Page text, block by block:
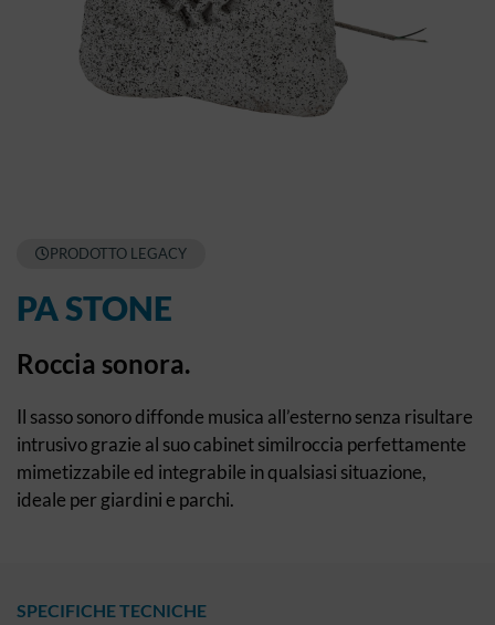
PRODOTTO LEGACY
PA STONE
Roccia sonora.
Il sasso sonoro diffonde musica all’esterno senza risultare
intrusivo grazie al suo cabinet similroccia perfettamente
mimetizzabile ed integrabile in qualsiasi situazione,
ideale per giardini e parchi.
SPECIFICHE TECNICHE